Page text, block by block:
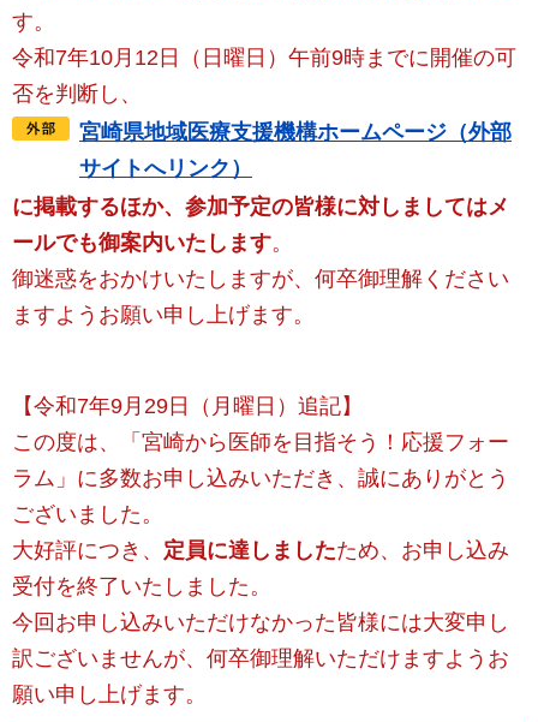
す。
令和7年10月12日（日曜日）午前9時までに開催の可
否を判断し、
宮崎県地域医療支援機構ホームページ（外部
サイトへリンク）
に掲載するほか、参加予定の皆様に対しましてはメ
ールでも御案内いたします。
御迷惑をおかけいたしますが、何卒御理解ください
ますようお願い申し上げます。
【令和7年9月29日（月曜日）追記】
この度は、「宮崎から医師を目指そう！応援フォー
ラム」に多数お申し込みいただき、誠にありがとう
ございました。
大好評につき、 定員に達しましたため、お申し込み
受付を終了いたしました。
今回お申し込みいただけなかった皆様には大変申し
訳ございませんが、何卒御理解いただけますようお
願い申し上げます。